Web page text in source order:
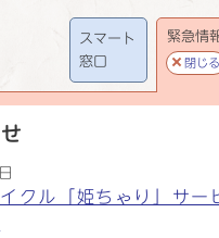
スマート
窓口
緊急情
閉じる
クル「姫ちゃり」サー